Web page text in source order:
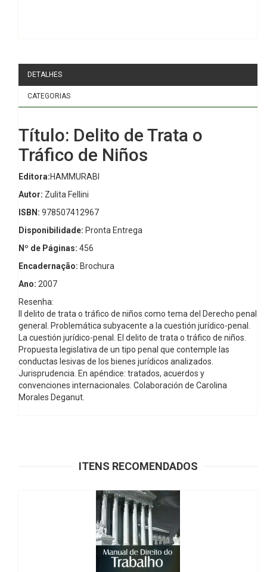
DETALHES
CATEGORIAS
Título: Delito de Trata o
Tráfico de Niños
Editora:HAMMURABI
Autor: Zulita Fellini
ISBN: 978507412967
Disponibilidade: Pronta Entrega
Nº de Páginas: 456
Encadernação: Brochura
Ano: 2007
Resenha:
Il delito de trata o tráfico de niños como tema del Derecho penal
general. Problemática subyacente a la cuestión jurídico-penal.
La cuestión jurídico-penal. El delito de trata o tráfico de niños.
Propuesta legislativa de un tipo penal que contemple las
conductas lesivas de los bienes jurídicos analizados.
Jurisprudencia. En apéndice: tratados, acuerdos y
convenciones internacionales. Colaboración de Carolina
Morales Deganut.
ITENS RECOMENDADOS